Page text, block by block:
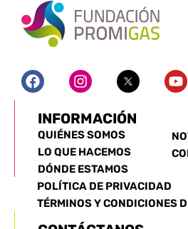
INFORMACIÓN
QUIÉNES SOMOS
LO QUE HACEMOS
DÓNDE ESTAMOS
POLÍTICA DE PRIVACIDAD
TÉRMINOS Y CONDICIONES